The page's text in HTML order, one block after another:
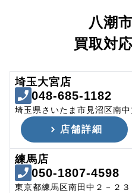
八潮
買取対
埼玉大宮店
048-685-1182
埼玉県さいたま市見沼区南
店舗詳細
練馬店
050-1807-4598
東京都練馬区南田中２－２３